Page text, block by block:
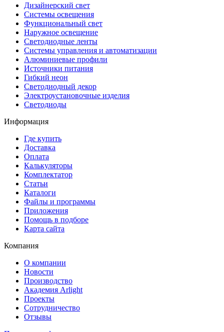
Дизайнерский свет
Системы освещения
Функциональный свет
Наружное освещение
Светодиодные ленты
Системы управления и автоматизации
Алюминиевые профили
Источники питания
Гибкий неон
Светодиодный декор
Электроустановочные изделия
Светодиоды
Информация
Где купить
Доставка
Оплата
Калькуляторы
Комплектатор
Статьи
Каталоги
Файлы и программы
Приложения
Помощь в подборе
Карта сайта
Компания
О компании
Новости
Производство
Академия Arlight
Проекты
Сотрудничество
Отзывы